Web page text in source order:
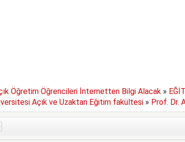
Öğretim Öğrencileri İnternetten Bilgi Alacak»
Açık ve Uzaktan Eğitim fakültesi» Prof. Dr.